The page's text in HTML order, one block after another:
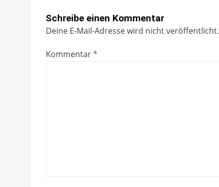
Schreibe einen Kommentar
Deine E-Mail-Adresse wird nicht veröffentlicht.
Kommentar*